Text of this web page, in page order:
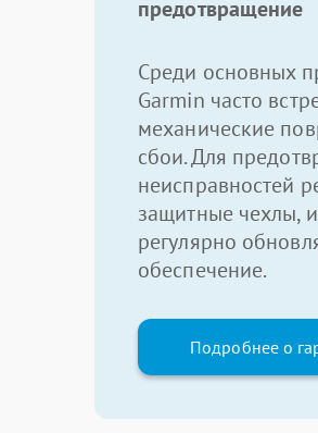
предотвращение
Среди основных
Garmin часто
механические
сбои. Для
неисправностей
защитные чехлы,
регулярно
обеспечение.
Подробнее о